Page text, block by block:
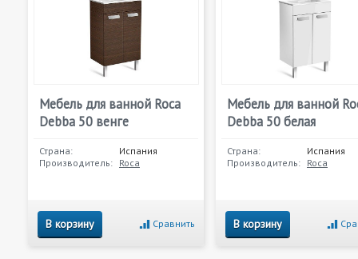
Мебель для ванной Roca
Debba 50 венге
Страна:
Испания
Производитель: Roca
В корзину Сравнить
Мебель для ванной
Debba 50 белая
Страна:
Испания
Производитель: Roca
В корзину